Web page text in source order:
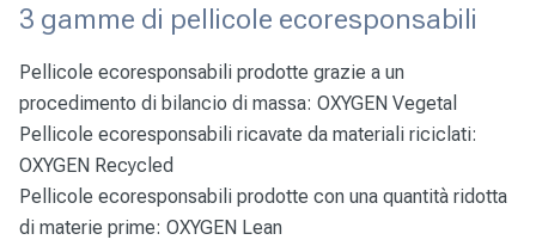
3 gamme di pellicole ecoresponsabili
Pellicole ecoresponsabili prodotte grazie a un
procedimento di bilancio di massa: OXYGEN Vegetal
Pellicole ecoresponsabili ricavate da materiali riciclati:
OXYGEN Recycled
Pellicole ecoresponsabili prodotte con una quantità ridotta
di materie prime: OXYGEN Lean